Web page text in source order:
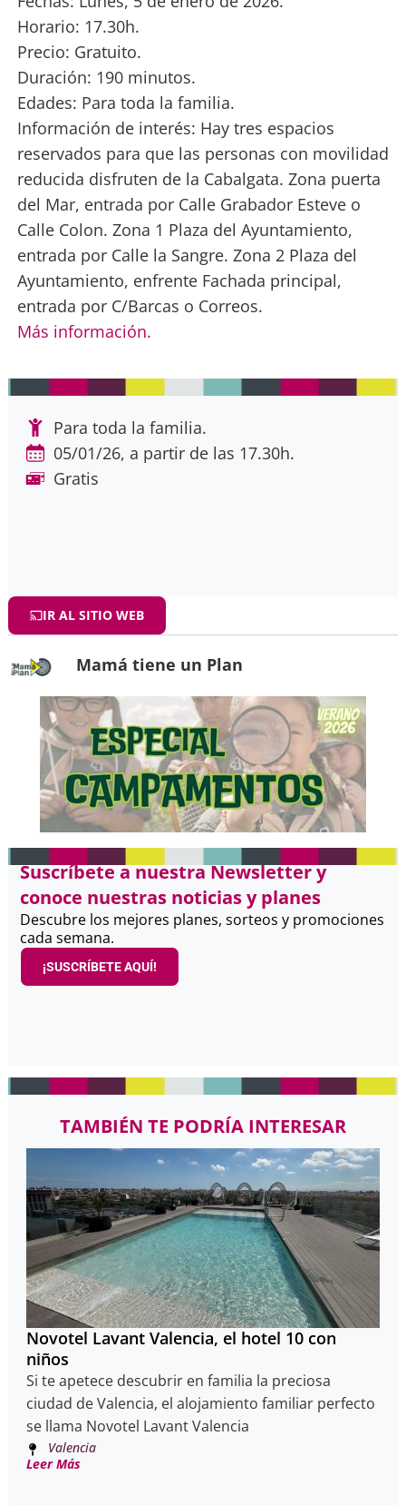
Horario: 17.30h.
Precio: Gratuito.
Duración: 190 minutos.
Edades: Para toda la familia.
Información de interés: Hay tres espacios
reservados para que las personas con movilidad
reducida disfruten de la Cabalgata. Zona puerta
del Mar, entrada por Calle Grabador Esteve o
Calle Colon. Zona 1 Plaza del Ayuntamiento,
entrada por Calle la Sangre. Zona 2 Plaza del
Ayuntamiento, enfrente Fachada principal,
entrada por C/Barcas o Correos.
Más información.
Para toda la familia.
05/01/26, a partir de las 17.30h.
Gratis
IR AL SITIO WEB
Mamá tiene un Plan
Suscríbete a nuestra Newsletter y
conoce nuestras noticias y planes
Descubre los mejores planes, sorteos y promociones
cada semana.
¡SUSCRÍBETE AQUÍ!
TAMBIÉN TE PODRÍA INTERESAR
Novotel Lavant Valencia, el hotel 10 con
niños
Si te apetece descubrir en familia la preciosa
ciudad de Valencia, el alojamiento familiar perfecto
se llama Novotel Lavant Valencia
Valencia
Leer Más